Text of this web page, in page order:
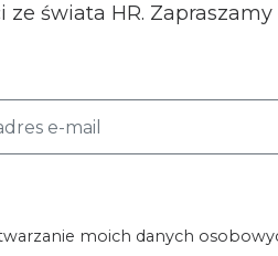
ze świata HR.
moich danych